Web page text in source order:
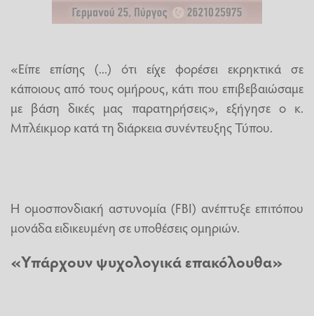
«Είπε επίσης (...) ότι είχε φορέσει εκρηκτικά σε
κάποιους από τους ομήρους, κάτι που επιβεβαιώσαμε
με βάση δικές μας παρατηρήσεις», εξήγησε ο κ.
Μπλέικμορ κατά τη διάρκεια συνέντευξης Τύπου.
Η ομοσπονδιακή αστυνομία (FBI) ανέπτυξε επιτόπου
μονάδα ειδικευμένη σε υποθέσεις ομηριών.
«Υπάρχουν ψυχολογικά επακόλουθα»